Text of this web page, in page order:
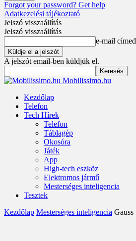
Forgot your password? Get help
Adatkezelési tájékoztató
Jelszó visszaállítás
Jelszó visszaállítás
e-mail címed
A jelszót email-ben küldjük el.
Mobilissimo.hu
Kezdőlap
Telefon
Tech Hírek
Telefon
Táblagép
Okosóra
Játék
App
High-tech eszköz
Elektromos jármű
Mesterséges inteligencia
Tesztek
Kezdőlap Mesterséges inteligencia Gauss